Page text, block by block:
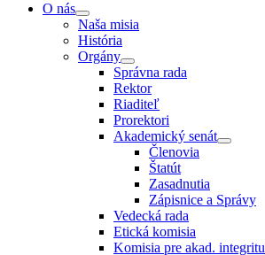
O nás
Naša misia
História
Orgány
Správna rada
Rektor
Riaditeľ
Prorektori
Akademický senát
Členovia
Štatút
Zasadnutia
Zápisnice a Správy
Vedecká rada
Etická komisia
Komisia pre akad. integritu